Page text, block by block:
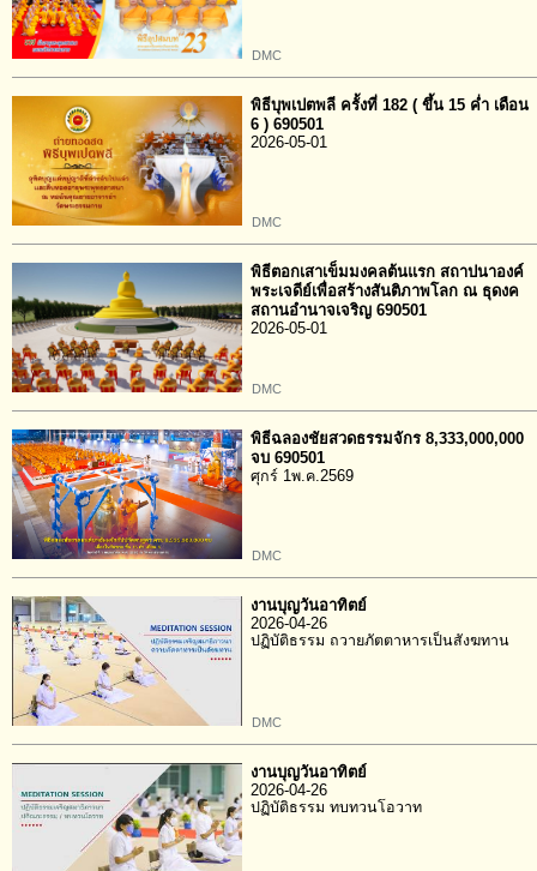
DMC
พิธีบุพเปตพลี ครั้งที่ 182 ( ขึ้น 15 ค่ำ เดือน
6 ) 690501
2026-05-01
DMC
พิธีตอกเสาเข็มมงคลต้นแรก สถาปนาองค์
พระเจดีย์เพื่อสร้างสันติภาพโลก ณ ธุดงค
สถานอำนาจเจริญ 690501
2026-05-01
DMC
พิธีฉลองชัยสวดธรรมจักร 8,333,000,000
จบ 690501
ศุกร์ 1พ.ค.2569
DMC
งานบุญวันอาทิตย์
2026-04-26
ปฏิบัติธรรม ถวายภัตตาหารเป็นสังฆทาน
DMC
งานบุญวันอาทิตย์
2026-04-26
ปฏิบัติธรรม ทบทวนโอวาท